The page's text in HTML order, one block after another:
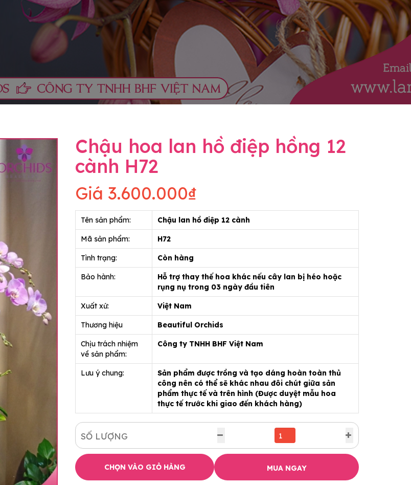
Chậu hoa lan hồ điệp hồng 12
cành H72
Giá 3.600.000₫
Tên sản phẩm: Chậu lan hồ điệp 12 cành
Mã sản phẩm: H72
Tình trạng: Còn hàng
Bảo hành:
Hỗ trợ thay thế hoa khác nếu cây lan bị héo hoặc
rụng nụ trong 03 ngày đầu tiên
Xuất xứ: Việt Nam
Thương hiệu Beautiful Orchids
Chịu trách nhiệm
về sản phẩm:
Công ty TNHH BHF Việt Nam
Lưu ý chung:
Sản phẩm được trồng và tạo dáng hoàn toàn thủ
công nên có thể sẽ khác nhau đôi chút giữa sản
phẩm thực tế và trên hình (Được duyệt mẫu hoa
thực tế trước khi giao đến khách hàng)
SỐ LƯỢNG
CHỌN VÀO GIỎ HÀNG MUA NGAY